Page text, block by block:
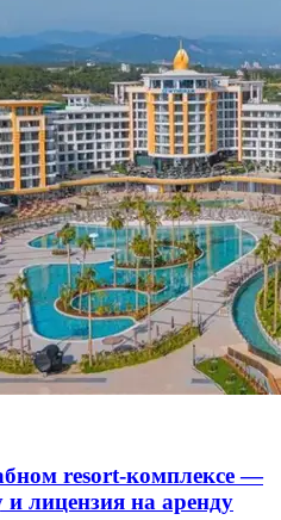
resort-комплексе —
лицензия на аренду